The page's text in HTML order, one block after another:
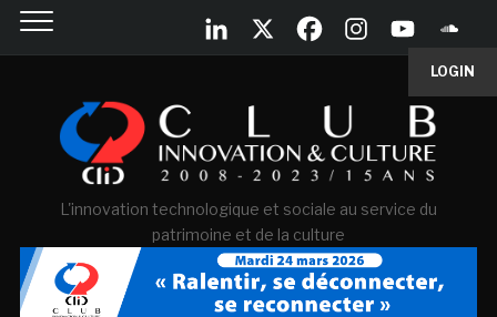
LOGIN
L'innovation technologique et sociale au service du
patrimoine et de la culture